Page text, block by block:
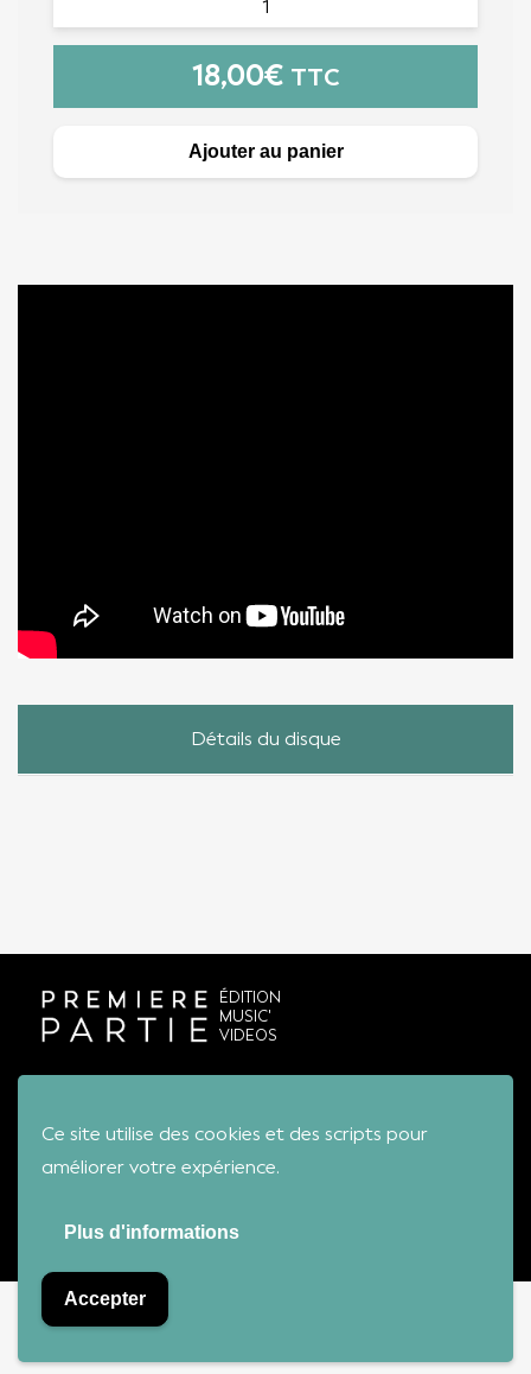
Ce site utilise des cookies et des scripts pour
améliorer votre expérience.
Plus d'informations
Accepter
18,00€ TTC
Ajouter au panier
Détails du disque
ÉDITION
MUSIC'
VIDEOS
Conditions générales de vente
Bienvenue sur notre boutique !